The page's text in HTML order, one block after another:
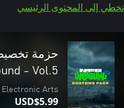
تخطي إلى المحتوى الرئيسي
- Vol.5
Electronic Arts
USD$5.99